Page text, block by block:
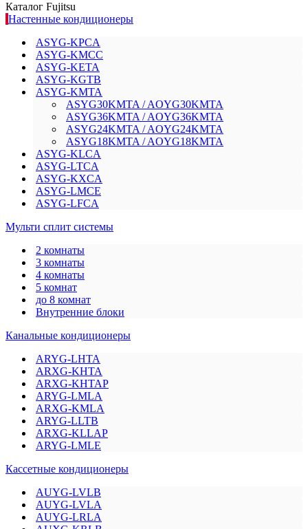
Каталог Fujitsu
Настенные кондиционеры
ASYG-KPCA
ASYG-KMCC
ASYG-KETA
ASYG-KGTB
ASYG-KMTA
ASYG30KMTA / AOYG30KMTA
ASYG36KMTA / AOYG36KMTA
ASYG24KMTA / AOYG24KMTA
ASYG18KMTA / AOYG18KMTA
ASYG-KLCA
ASYG-LTCA
ASYG-KXCA
ASYG-LMCE
ASYG-LFCA
Мульти сплит системы
2 комнаты
3 комнаты
4 комнаты
5 комнат
до 8 комнат
Внутренние блоки
Канальные кондиционеры
ARYG-LHTA
ARXG-KHTA
ARXG-KHTAP
ARYG-LMLA
ARXG-KMLA
ARYG-LLTB
ARXG-KLLAP
ARYG-LMLE
Кассетные кондиционеры
AUYG-LVLB
AUYG-LVLA
AUYG-LRLA